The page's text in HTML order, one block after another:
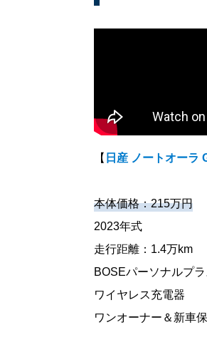
【 日産 ノートオーラ
本体価格：215万円
2023年式
走行距離：1.4万km
BOSEパーソナルプ
ワイヤレス充電器
ワンオーナー＆新車